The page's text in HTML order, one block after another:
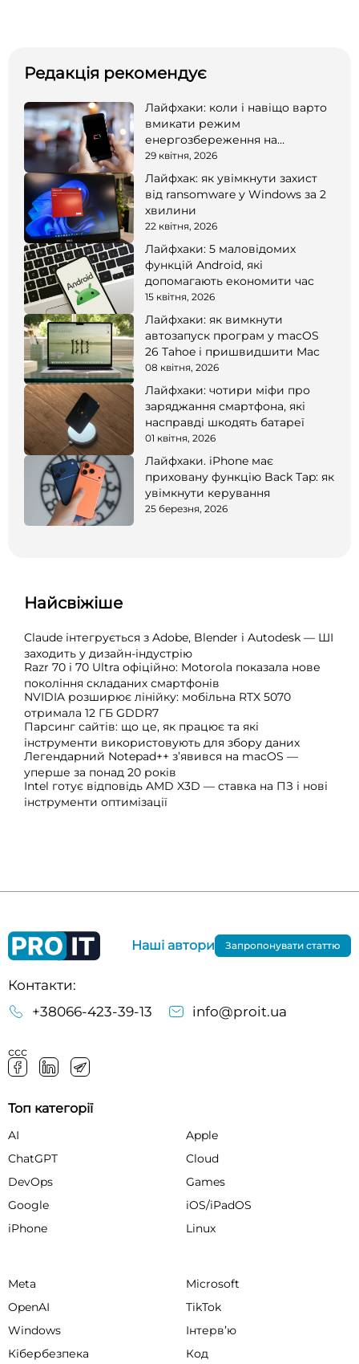
Редакція рекомендує
Лайфхаки: коли і навіщо варто
вмикати режим
енергозбереження на
смартфоні
29 квітня, 2026
Лайфхак: як увімкнути захист
від ransomware у Windows за 2
хвилини
22 квітня, 2026
Лайфхаки: 5 маловідомих
функцій Android, які
допомагають економити час
15 квітня, 2026
Лайфхаки: як вимкнути
автозапуск програм у macOS
26 Tahoe і пришвидшити Mac
08 квітня, 2026
Лайфхаки: чотири міфи про
заряджання смартфона, які
насправді шкодять батареї
01 квітня, 2026
Лайфхаки. iPhone має
приховану функцію Back Tap: як
увімкнути керування
25 березня, 2026
Найсвіжіше
Claude інтегрується з Adobe, Blender і Autodesk — ШІ
заходить у дизайн-індустрію
Razr 70 і 70 Ultra офіційно: Motorola показала нове
покоління складаних смартфонів
NVIDIA розширює лінійку: мобільна RTX 5070
отримала 12 ГБ GDDR7
Парсинг сайтів: що це, як працює та які
інструменти використовують для збору даних
Легендарний Notepad++ з’явився на macOS —
уперше за понад 20 років
Intel готує відповідь AMD X3D — ставка на ПЗ і нові
інструменти оптимізації
Контакти:
+38066-423-39-13
info@proit.ua
ссс
Наші автори Запропонувати статтю
Топ категорії
AI
Apple
ChatGPT
Cloud
DevOps
Games
Google
iOS/iPadOS
iPhone
Linux
Meta
Microsoft
OpenAI
TikTok
Windows
Інтервʼю
Кібербезпека
Код